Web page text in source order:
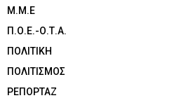
Μ.Μ.Ε
Π.Ο.Ε.-Ο.Τ.Α.
ΠΟΛΙΤΙΚΗ
ΠΟΛΙΤΙΣΜΟΣ
ΡΕΠΟΡΤΑΖ